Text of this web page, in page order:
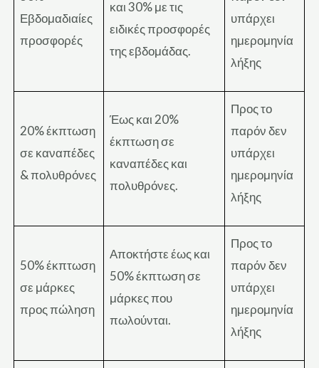
Εβδομαδιαίες
προσφορές
και 30% με τις
ειδικές προσφορές
της εβδομάδας.
υπάρχει
ημερομηνία
λήξης
20% έκπτωση
σε καναπέδες
& πολυθρόνες
Έως και 20%
έκπτωση σε
καναπέδες και
πολυθρόνες.
Προς το
παρόν δεν
υπάρχει
ημερομηνία
λήξης
50% έκπτωση
σε μάρκες
προς πώληση
Αποκτήστε έως και
50% έκπτωση σε
μάρκες που
πωλούνται.
Προς το
παρόν δεν
υπάρχει
ημερομηνία
λήξης